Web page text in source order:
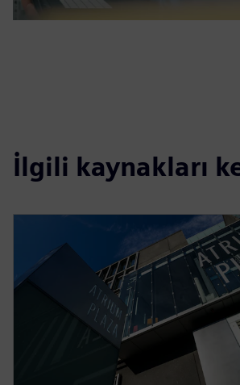
İlgili kaynakları